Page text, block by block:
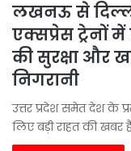
लखनऊ से
एक्सप्रेस ट्रेनों
की सुरक्षा और
निगरानी
उत्तर प्रदेश समेत देश के
लिए बड़ी राहत की खबर